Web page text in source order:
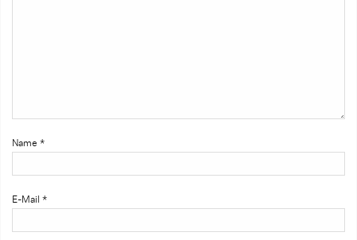
Name *
E-Mail *